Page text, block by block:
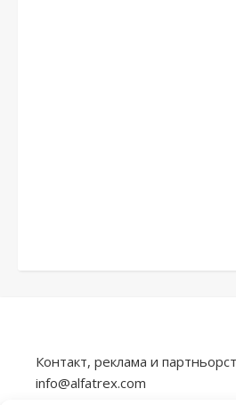
Контакт, реклама и
info@alfatrex.com